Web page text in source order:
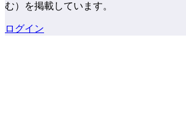
む）を掲載しています。
ログイン